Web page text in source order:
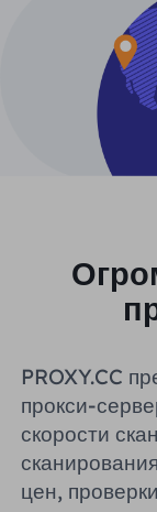
Веб-
БЕСПЛАТНЫЕ
Прокси-
Список
Бразилия
Россия
Блог
ИНТЕГРАЦИИ
English
Việt Nam
हिंदी
Português
Жилье $0/
PROXY.CC
прокси-
скорости
цен,